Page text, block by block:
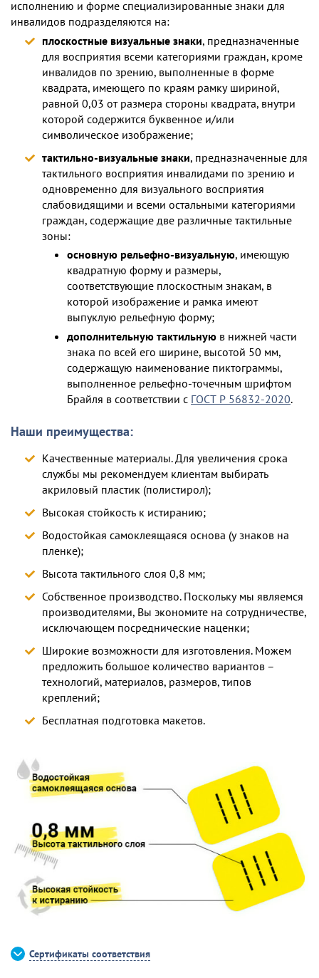
исполнению и форме специализированные знаки для
инвалидов подразделяются на:
плоскостные визуальные знаки, предназначенные
для восприятия всеми категориями граждан, кроме
инвалидов по зрению, выполненные в форме
квадрата, имеющего по краям рамку шириной,
равной 0,03 от размера стороны квадрата, внутри
которой содержится буквенное и/или
символическое изображение;
тактильно-визуальные знаки, предназначенные для
тактильного восприятия инвалидами по зрению и
одновременно для визуального восприятия
слабовидящими и всеми остальными категориями
граждан, содержащие две различные тактильные
зоны:
основную рельефно-визуальную, имеющую
квадратную форму и размеры,
соответствующие плоскостным знакам, в
которой изображение и рамка имеют
выпуклую рельефную форму;
дополнительную тактильную в нижней части
знака по всей его ширине, высотой 50 мм,
содержащую наименование пиктограммы,
выполненное рельефно-точечным шрифтом
Брайля в соответствии с ГОСТ Р 56832-2020.
Наши преимущества:
Качественные материалы. Для увеличения срока
службы мы рекомендуем клиентам выбирать
акриловый пластик (полистирол);
Высокая стойкость к истиранию;
Водостойкая самоклеящаяся основа (у знаков на
пленке);
Высота тактильного слоя 0,8 мм;
Собственное производство. Поскольку мы являемся
производителями, Вы экономите на сотрудничестве,
исключающем посреднические наценки;
Широкие возможности для изготовления. Можем
предложить большое количество вариантов –
технологий, материалов, размеров, типов
креплений;
Бесплатная подготовка макетов.
Сертификаты соответствия